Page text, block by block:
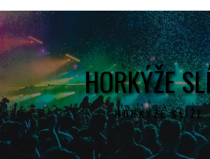
HORKÝŽE
HORKÝŽE SLÍŽE